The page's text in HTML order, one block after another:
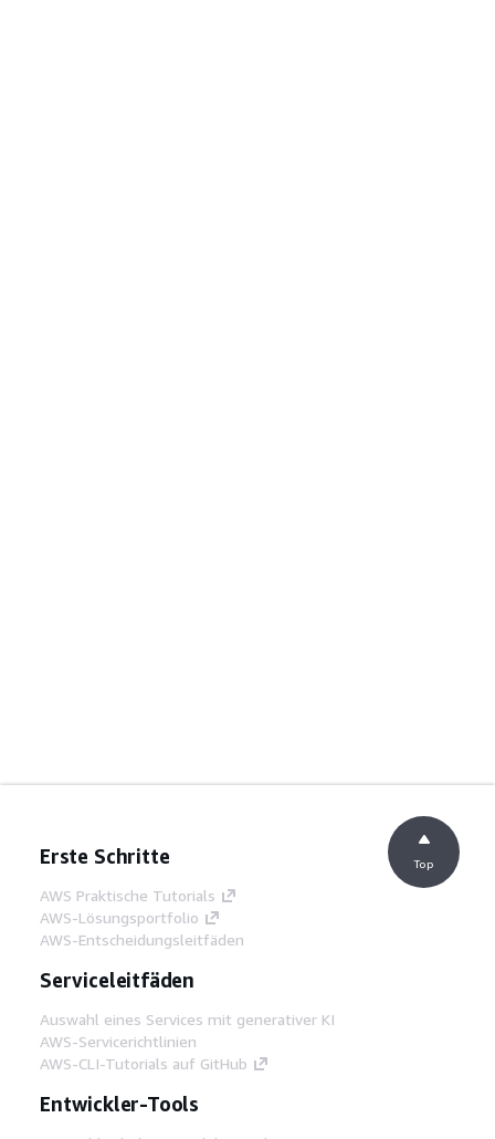
Erste Schritte
AWS Praktische Tutorials
AWS-Lösungsportfolio
AWS-Entscheidungsleitfäden
Serviceleitfäden
Auswahl eines Services mit generativer KI
AWS-Servicerichtlinien
AWS-CLI-Tutorials auf GitHub
Entwickler-Tools
Top